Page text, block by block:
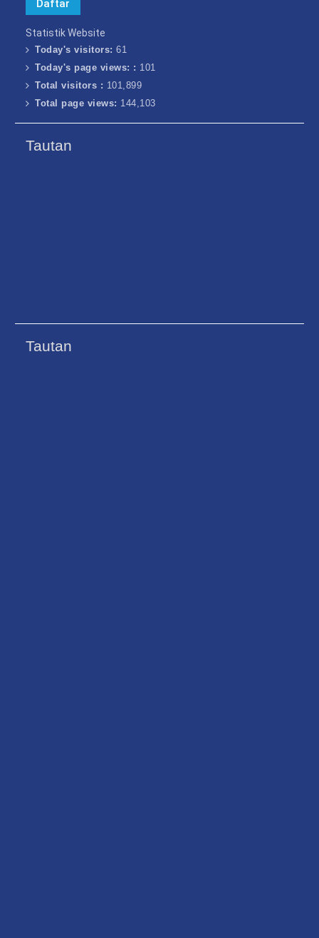
Statistik Website
Today's visitors:61
Today's page views: : 101
Total visitors : 101,899
Total page views: 144,103
Tautan
Tautan